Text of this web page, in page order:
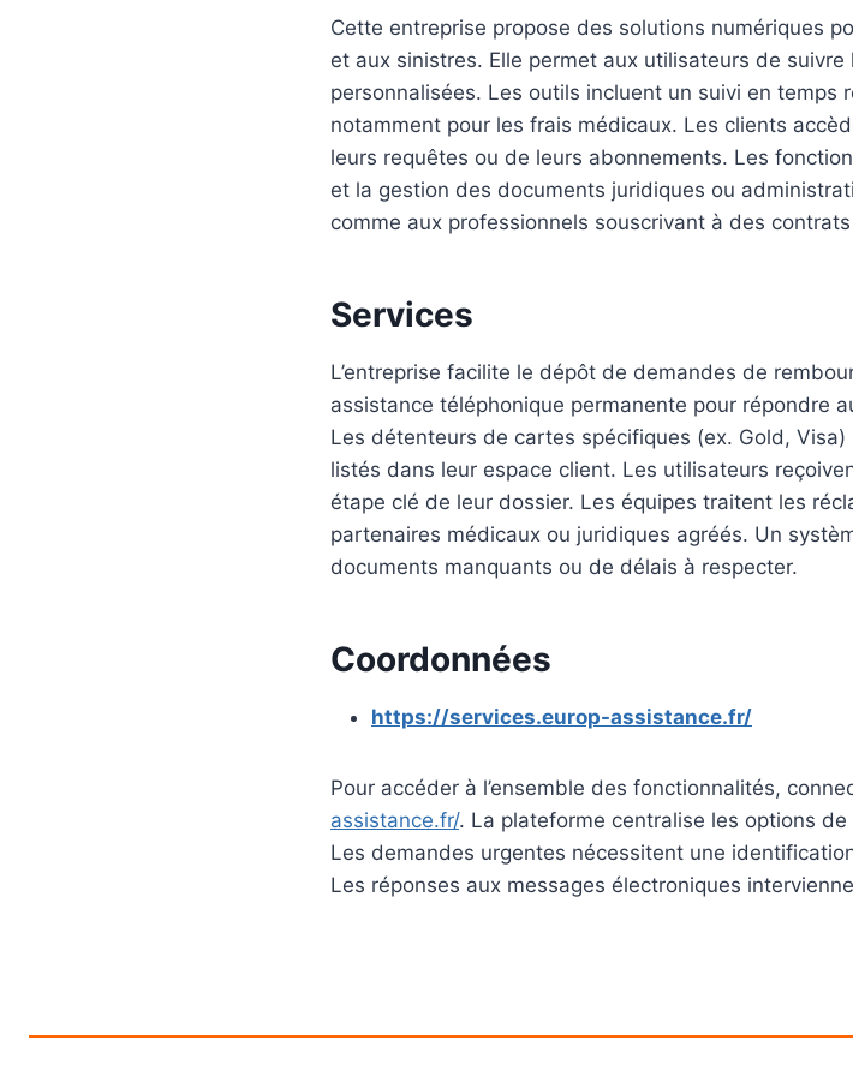
Cette entreprise propose des solutions numériques
et aux sinistres. Elle permet aux utilisateurs de
personnalisées. Les outils incluent un suivi en
notamment pour les frais médicaux. Les clients
leurs requêtes ou de leurs abonnements. Les
et la gestion des documents juridiques ou
comme aux professionnels souscrivant à des contrats
Services
L’entreprise facilite le dépôt de demandes de
assistance téléphonique permanente pour répondre
Les détenteurs de cartes spécifiques (ex. Gold,
listés dans leur espace client. Les utilisateurs
étape clé de leur dossier. Les équipes traitent les
partenaires médicaux ou juridiques agréés. Un
documents manquants ou de délais à respecter.
Coordonnées
https://services.europ-assistance.fr/
Pour accéder à l’ensemble des fonctionnalités,
assistance.fr/. La plateforme centralise les options
Les demandes urgentes nécessitent une
Les réponses aux messages électroniques